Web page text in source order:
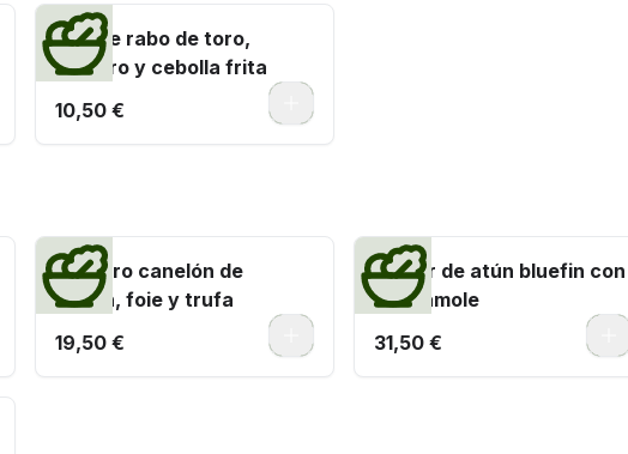
Bao de rabo de toro,
cilantro y cebolla frita
10,50 €
Nuestro canelón de
faisán, foie y trufa
19,50 €
Tartar de atún bluefin con
guacamole
31,50 €